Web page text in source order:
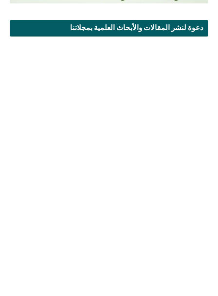
دعوة لنشر المقالات والأبحاث العلمية بمجلاتنا